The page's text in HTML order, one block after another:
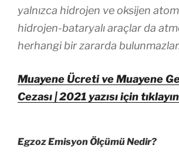
yalnızca hidrojen ve oksijen
hidrojen-bataryalı araçlar da
herhangi bir zararda
Muayene Ücreti ve Muayene
Cezası | 2021 yazısı için
Egzoz Emisyon Ölçümü Nedir?